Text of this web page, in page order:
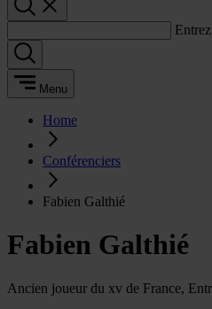
Menu
Home
Conférenciers
Fabien Galthié
Fabien Galthié
Ancien joueur du xv de France,